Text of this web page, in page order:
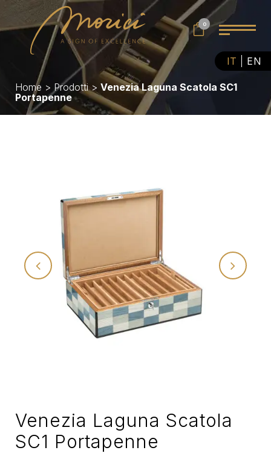
IT EN
0
Home > Prodotti> Venezia Laguna Scatola SC1
Portapenne
Venezia Laguna Scatola
SC1 Portapenne